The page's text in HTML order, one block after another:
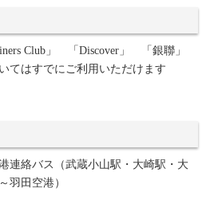
Club 」 「 Discover 」 「銀聯」
てはすでにご利用いただけます
連絡バス（武蔵小山駅・大崎駅・大
羽田空港）